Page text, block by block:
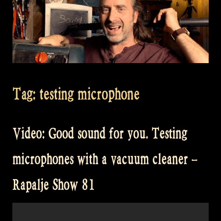
Tag: testing microphone
Video: Good sound for you. Testing
microphones with a vacuum cleaner –
Rapalje Show 81